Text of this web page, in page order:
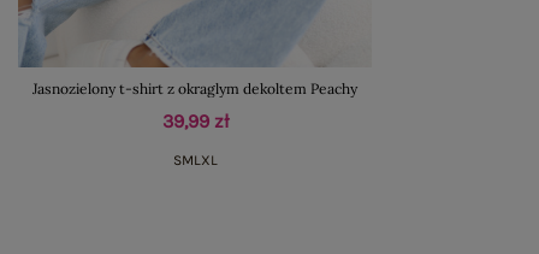
Jasnozielony t-shirt z okraglym dekoltem Peachy
39,99 zł
SML XL